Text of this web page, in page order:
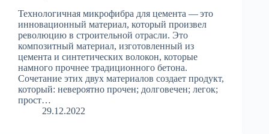
Технологичная микрофибра для цемента — это
инновационный материал, который произвел
революцию в строительной отрасли. Это
композитный материал, изготовленный из
цемента и синтетических волокон, которые
намного прочнее традиционного бетона.
Сочетание этих двух материалов создает продукт,
который: невероятно прочен; долговечен; легок;
прост…
29.12.2022